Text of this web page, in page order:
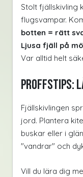
Stolt fjällskivling
flugsvampar.
botten = rätt
Ljusa fjäll på
Var alltid helt
Proffstips:
Fjällskivlingen
jord. Plantera
buskar eller i
"vandrar" och
Vill du lära dig